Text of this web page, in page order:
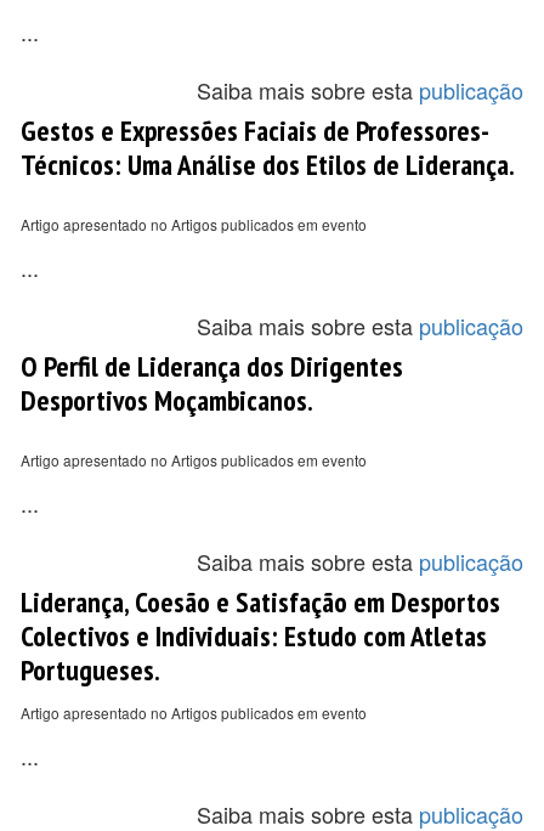
...
Saiba mais sobre esta publicação
Gestos e Expressões Faciais de Professores-
Técnicos: Uma Análise dos Etilos de Liderança.
Artigo apresentado no Artigos publicados em evento
...
Saiba mais sobre esta publicação
O Perfil de Liderança dos Dirigentes
Desportivos Moçambicanos.
Artigo apresentado no Artigos publicados em evento
...
Saiba mais sobre esta publicação
Liderança, Coesão e Satisfação em Desportos
Colectivos e Individuais: Estudo com Atletas
Portugueses.
Artigo apresentado no Artigos publicados em evento
...
Saiba mais sobre esta publicação